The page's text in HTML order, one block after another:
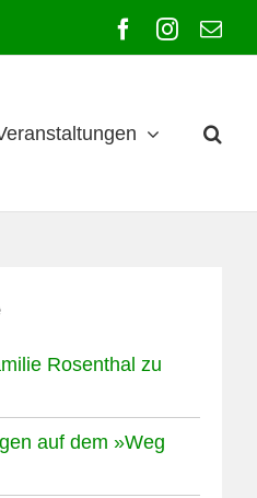
FacebookE-
Rosenthal zu
auf dem »Weg